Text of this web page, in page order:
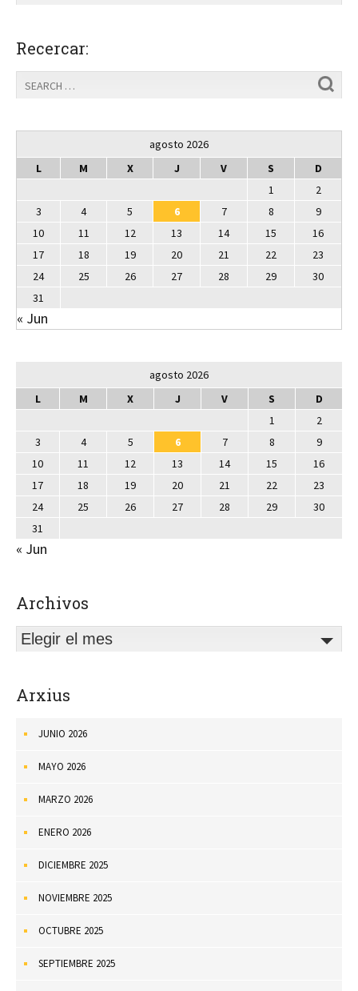
Recercar:
agosto 2026
L
M X J V S
D
1
2
3
4 5 6 7 8
9
10
11 12 13 14 15
16
17
18 19 20 21 22
23
24
25 26 27 28 29
30
31
« Jun
agosto 2026
L
M X J V S
D
1
2
3
4 5 6 7 8
9
10
11 12 13 14 15
16
17
18 19 20 21 22
23
24
25 26 27 28 29
30
31
« Jun
Archivos
Elegir el mes
Arxius
JUNIO 2026
MAYO 2026
MARZO 2026
ENERO 2026
DICIEMBRE 2025
NOVIEMBRE 2025
OCTUBRE 2025
SEPTIEMBRE 2025